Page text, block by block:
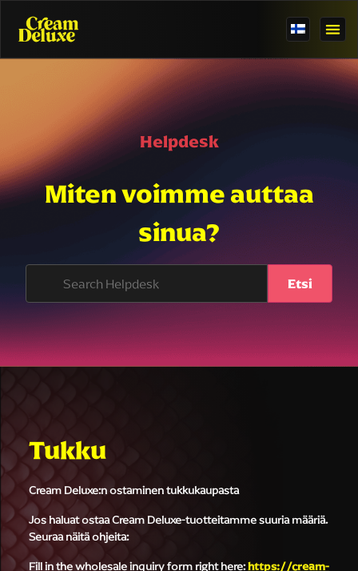
Helpdesk
Miten voimme auttaa
sinua?
Etsi
Tukku
Cream Deluxe:n ostaminen tukkukaupasta
Jos haluat ostaa Cream Deluxe-tuotteitamme suuria määriä.
Seuraa näitä ohjeita:
Fill in the wholesale inquiry form right here:https://cream-